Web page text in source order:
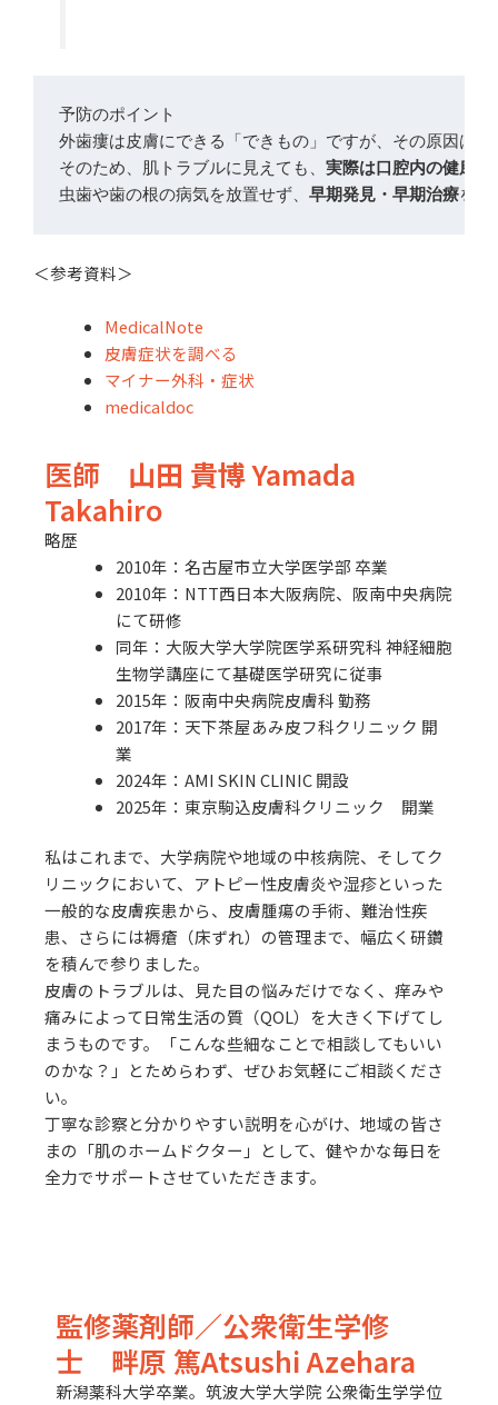
予防のポイント
外歯瘻は皮膚にできる「できもの」ですが、その原因は
そのため、肌トラブルに見えても、実際は口腔内の健康
虫歯や歯の根の病気を放置せず、早期発見・早期治療を徹
＜参考資料＞
MedicalNote
皮膚症状を調べる
マイナー外科・症状
medicaldoc
医師 山田 貴博Yamada
Takahiro
略歴
2010年：名古屋市立大学医学部 卒業
2010年：NTT西日本大阪病院、阪南中央病院
にて研修
同年：大阪大学大学院医学系研究科 神経細胞
生物学講座にて基礎医学研究に従事
2015年：阪南中央病院皮膚科 勤務
2017年：天下茶屋あみ皮フ科クリニック 開
業
2024年：AMI SKIN CLINIC 開設
2025年：東京駒込皮膚科クリニック 開業
私はこれまで、大学病院や地域の中核病院、そしてク
リニックにおいて、アトピー性皮膚炎や湿疹といった
一般的な皮膚疾患から、皮膚腫瘍の手術、難治性疾
患、さらには褥瘡（床ずれ）の管理まで、幅広く研鑽
を積んで参りました。
皮膚のトラブルは、見た目の悩みだけでなく、痒みや
痛みによって日常生活の質（QOL）を大きく下げてし
まうものです。「こんな些細なことで相談してもいい
のかな？」とためらわず、ぜひお気軽にご相談くださ
い。
丁寧な診察と分かりやすい説明を心がけ、地域の皆さ
まの「肌のホームドクター」として、健やかな毎日を
全力でサポートさせていただきます。
監修薬剤師／公衆衛生学修
士 畔原 篤Atsushi Azehara
新潟薬科大学卒業。筑波大学大学院 公衆衛生学学位